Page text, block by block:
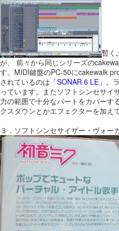
暫く
が、 前々から同じシリーズの
す。MIDI鍵盤のPC-50にcakewalk
されているのは 「SONAR 6 LE」 。
っています。またソフトシンセサイ
力の範囲で十分なパートをカバーす
クスダウンとかエフェクターを加え
３．ソフトシンセサイザー・ヴォー